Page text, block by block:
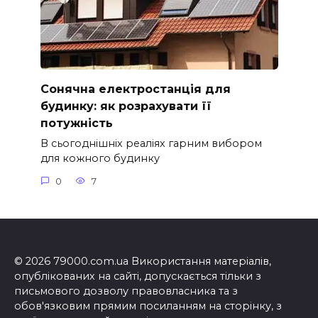
Сонячна електростанція для
будинку: як розрахувати її
потужність
В сьогоднішніх реаліях гарним вибором
для кожного будинку
0 7
© 2026 79000.com.ua Використання матеріалів,
опублікованих на сайті, допускається тільки з
письмового дозволу правовласника та з
обов'язковим прямим посиланням на сторінку, з